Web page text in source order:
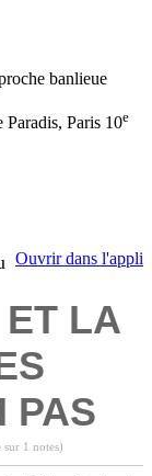
banlieue
Paris 10e
Ouvrir dans l'appli
LA
PAS
sur 1 notes)